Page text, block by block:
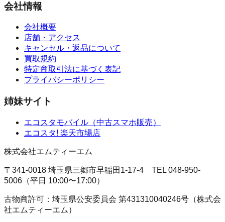
会社情報
会社概要
店舗・アクセス
キャンセル・返品について
買取規約
特定商取引法に基づく表記
プライバシーポリシー
姉妹サイト
エコスタモバイル （中古スマホ販売）
エコスタ! 楽天市場店
株式会社エムティーエム
〒341-0018 埼玉県三郷市早稲田1-17-4 TEL 048-950-
5006 （平日 10:00〜17:00）
古物商許可： 埼玉県公安委員会 第431310040246号 （株式会
社エムティーエム ）